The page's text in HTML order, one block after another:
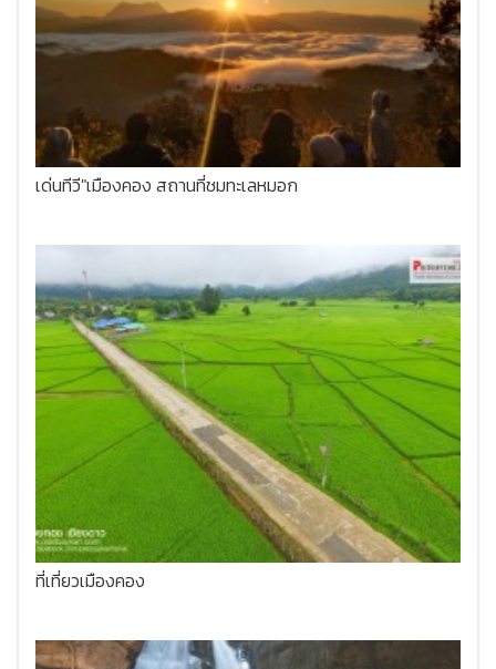
เด่นทีวี"เมืองคอง สถานที่ชมทะเลหมอก
ที่เที่ยวเมืองคอง